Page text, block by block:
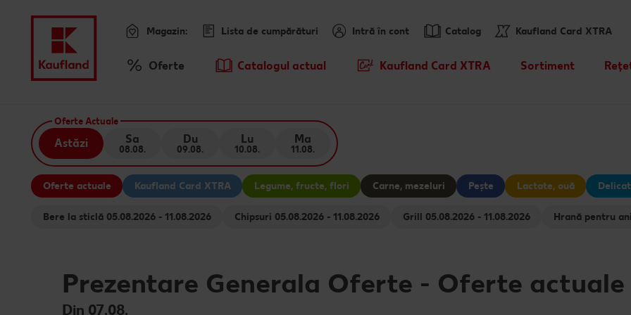
Sari la
Conținut principal
Subsol
Meniu Oferte Catalogul actual Kaufland Card XTRA
Kaufland Scan
Romaniei" - Crama Moşia
ușor
Sortiment
Sortiment tematic
Catalog
Magazin: Intră în cont
Lista de cumpărături Kaufland Card XTRA
Oferte Actuale
Astăzi Sa
08.08.
Du
09.08.
Lu
10.08.
Ma
11.08.
Oferte actuale Kaufland Card XTRA Legume, fructe, flori Carne, mezeluri Pește Lactate, ouă
Bere la sticlă 05.08.2026 - 11.08.2026 Chipsuri 05.08.2026 - 11.08.2026 Grill 05.08.2026 - 11.08.2026
Prezentare Generala Oferte - Oferte actuale
Din 07.08.